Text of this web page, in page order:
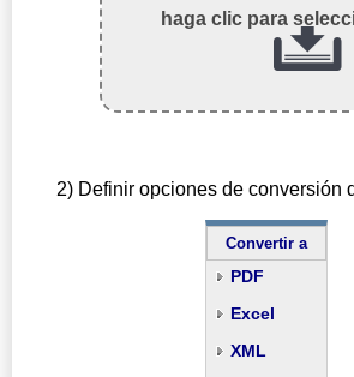
haga clic para
2) Definir opciones de conversión
Convertir a
PDF
Excel
XML